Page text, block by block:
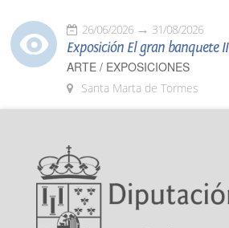
26/06/2026 31/08/2026
Exposición El gran banquete II
ARTE / EXPOSICIONES
Santa Marta de Tormes